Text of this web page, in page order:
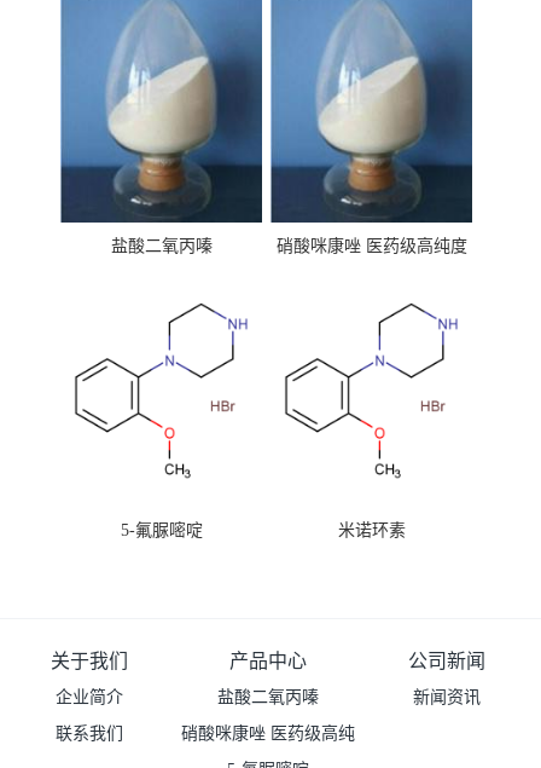
盐酸二氧丙嗪
硝酸咪康唑 医药级高纯度
5-氟脲嘧啶 米诺环素
关于我们
企业简介
联系我们
产品中心
盐酸二氧丙嗪
硝酸咪康唑 医药级高纯
公司新闻
新闻资讯